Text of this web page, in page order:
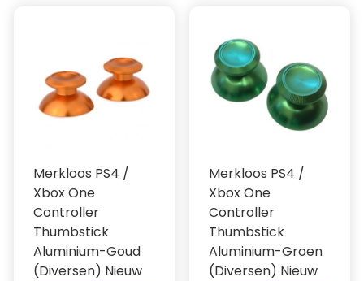
Merkloos PS4 /
Xbox One
Controller
Thumbstick
Aluminium-Goud
(Diversen) Nieuw
Merkloos PS4 /
Xbox One
Controller
Thumbstick
Aluminium-Groen
(Diversen) Nieuw